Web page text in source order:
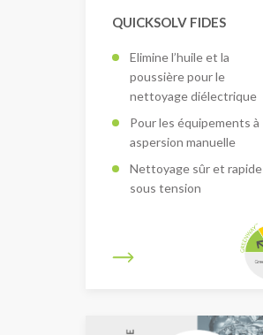
QUICKSOLV FIDES
Elimine l’huile et la
poussière pour le
nettoyage diélectrique
Pour les équipements à
aspersion manuelle
Nettoyage sûr et rapide
sous tension